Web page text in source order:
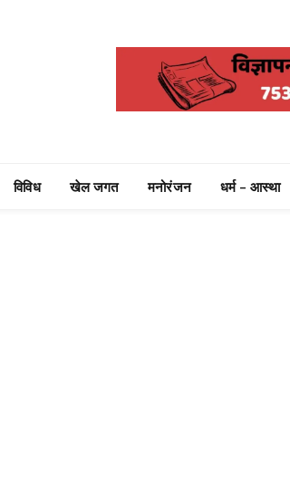
विविध खेल जगत मनोरंजन धर्म – आस्था